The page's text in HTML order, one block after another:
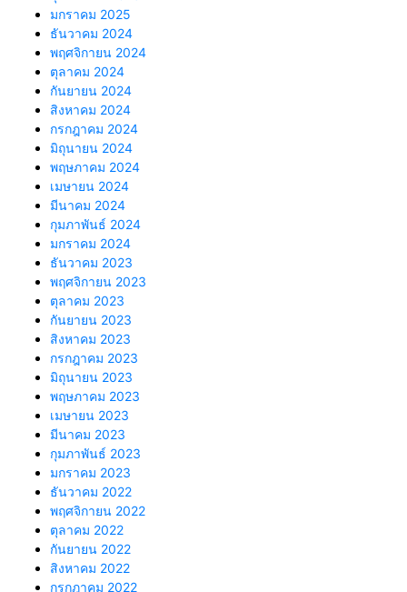
มกราคม 2025
ธันวาคม 2024
พฤศจิกายน 2024
ตุลาคม 2024
กันยายน 2024
สิงหาคม 2024
กรกฎาคม 2024
มิถุนายน 2024
พฤษภาคม 2024
เมษายน 2024
มีนาคม 2024
กุมภาพันธ์ 2024
มกราคม 2024
ธันวาคม 2023
พฤศจิกายน 2023
ตุลาคม 2023
กันยายน 2023
สิงหาคม 2023
กรกฎาคม 2023
มิถุนายน 2023
พฤษภาคม 2023
เมษายน 2023
มีนาคม 2023
กุมภาพันธ์ 2023
มกราคม 2023
ธันวาคม 2022
พฤศจิกายน 2022
ตุลาคม 2022
กันยายน 2022
สิงหาคม 2022
กรกฎาคม 2022